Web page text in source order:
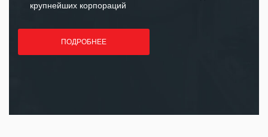
крупнейших корпораций
ПОДРОБНЕЕ